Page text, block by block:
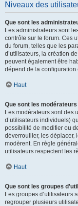
Niveaux des
Que sont les
Les administrateurs sont
contrôle sur le forum. Ces
du forum, telles que les
d’utilisateurs, la création
peuvent également être
dépend de la configuration
Haut
Que sont les modérateurs
Les modérateurs sont des
d’utilisateurs individuels)
possibilité de modifier ou
déverrouiller, les déplacer,
modèrent. En règle
utilisateurs respectent les
Haut
Que sont les groupes
Les groupes d’utilisateurs
regrouper plusieurs